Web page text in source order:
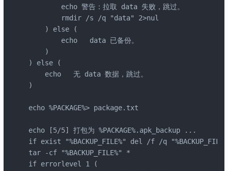
        echo 警告：拉取 data 失败，跳过。
        rmdir /s /q "data" 2>nul
    ) else (
        echo   data 已备份。
    )
) else (
    echo   无 data 数据，跳过。
)
echo %PACKAGE%> package.txt
echo [5/5] 打包为 %PACKAGE%.apk_backup ...
if exist "%BACKUP_FILE%" del /f /q
tar -cf "%BACKUP_FILE%" *
if errorlevel 1 (